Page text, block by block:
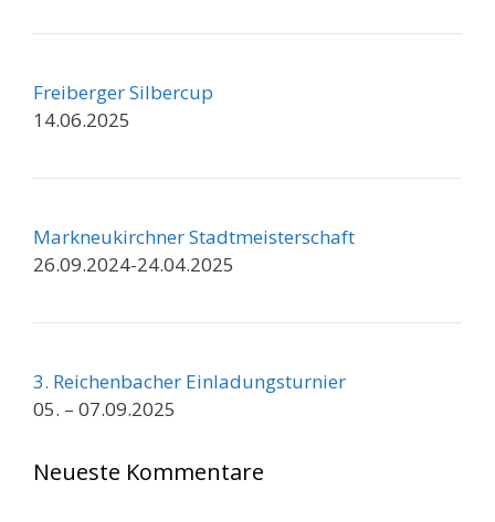
Freiberger Silbercup
14.06.2025
Markneukirchner Stadtmeisterschaft
26.09.2024-24.04.2025
3. Reichenbacher Einladungsturnier
05. – 07.09.2025
Neueste Kommentare